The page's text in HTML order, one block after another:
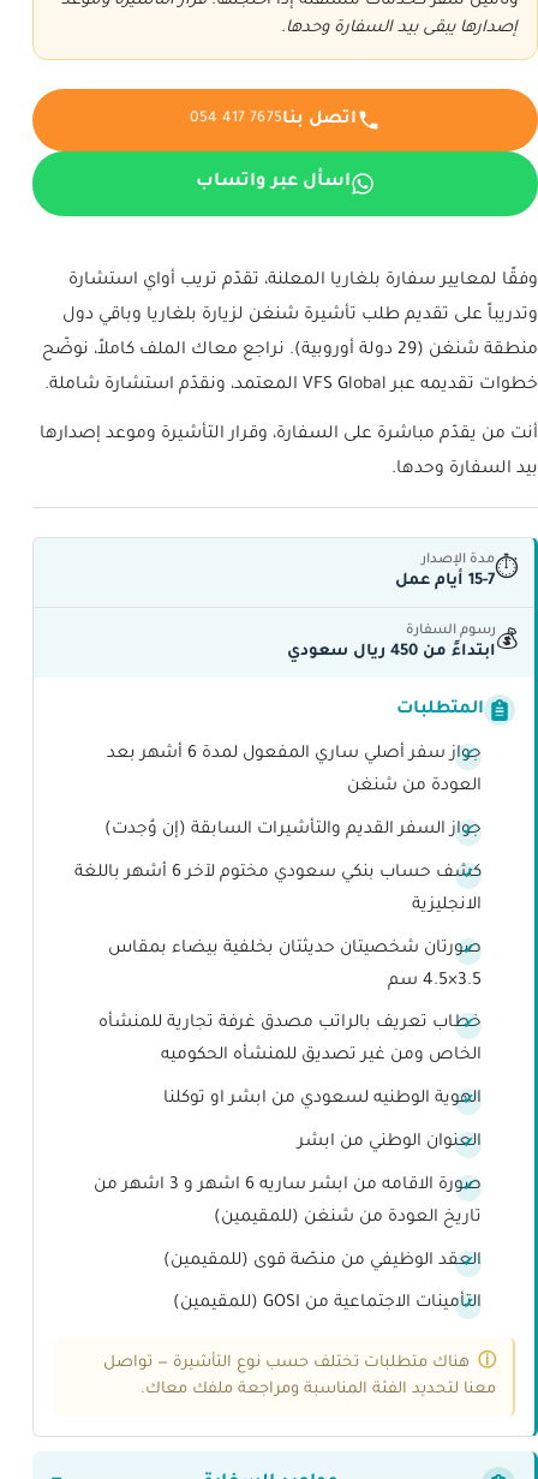
إصدارها يبقى بيد السفارة وحدها.
اتصل بنا054 417 7675
اسأل عبر واتساب
وفقًا لمعايير سفارة بلغاريا المعلنة، تقدّم تريب أواي استشارة
وتدريباً على تقديم طلب تأشيرة شنغن لزيارة بلغاريا وباقي دول
منطقة شنغن (29 دولة أوروبية). نراجع معاك الملف كاملاً، نوضّح
خطوات تقديمه عبر VFS Global المعتمد، ونقدّم استشارة شاملة.
أنت من يقدّم مباشرة على السفارة، وقرار التأشيرة وموعد إصدارها
بيد السفارة وحدها.
⏱
مدة الإصدار
15-7 أيام عمل
💰
رسوم السفارة
ابتداءً من 450 ريال سعودي
المتطلبات
جواز سفر أصلي ساري المفعول لمدة 6 أشهر بعد
العودة من شنغن
جواز السفر القديم والتأشيرات السابقة (إن وُجدت)
كشف حساب بنكي سعودي مختوم لآخر 6 أشهر باللغة
الانجليزية
صورتان شخصيتان حديثتان بخلفية بيضاء بمقاس
3.5×4.5 سم
خطاب تعريف بالراتب مصدق غرفة تجارية للمنشأه
الخاص ومن غير تصديق للمنشأه الحكوميه
الهوية الوطنيه لسعودي من ابشر او توكلنا
العنوان الوطني من ابشر
صورة الاقامه من ابشر ساريه 6 اشهر و 3 اشهر من
تاريخ العودة من شنغن (للمقيمين)
العقد الوظيفي من منصّة قوى (للمقيمين)
التأمينات الاجتماعية من GOSI (للمقيمين)
هناك متطلبات تختلف حسب نوع التأشيرة — تواصل
معنا لتحديد الفئة المناسبة ومراجعة ملفك معاك.